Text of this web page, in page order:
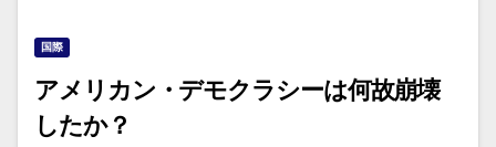
国際
アメリカン・デモクラシーは何故崩壊
したか？